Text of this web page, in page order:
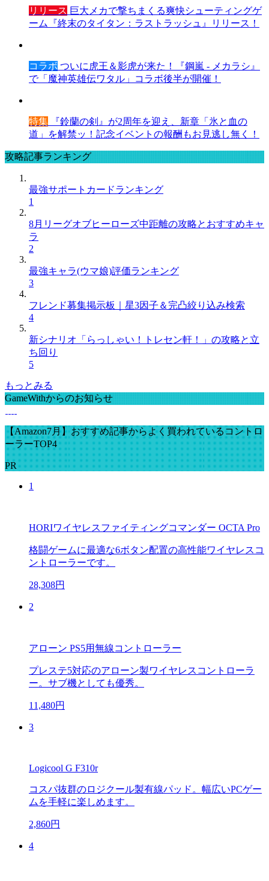
リリース 巨大メカで撃ちまくる爽快シューティングゲ
ーム『終末のタイタン：ラストラッシュ』リリース！
コラボ ついに虎王＆影虎が来た！『鋼嵐 - メカラシ』
で「魔神英雄伝ワタル」コラボ後半が開催！
特集 『鈴蘭の剣』が2周年を迎え、新章「氷と血の
道」を解禁ッ！記念イベントの報酬もお見逃し無く！
攻略記事ランキング
最強サポートカードランキング
1
8月リーグオブヒーローズ中距離の攻略とおすすめキャ
ラ
2
最強キャラ(ウマ娘)評価ランキング
3
フレンド募集掲示板｜星3因子＆完凸絞り込み検索
4
新シナリオ「らっしゃい！トレセン軒！」の攻略と立
ち回り
5
もっとみる
GameWithからのお知らせ
【Amazon7月】おすすめ記事からよく買われているコントロ
ーラーTOP4
PR
1
HORIワイヤレスファイティングコマンダー OCTA Pro
格闘ゲームに最適な6ボタン配置の高性能ワイヤレスコ
ントローラーです。
28,308円
2
アローン PS5用無線コントローラー
プレステ5対応のアローン製ワイヤレスコントローラ
ー。サブ機としても優秀。
11,480円
3
Logicool G F310r
コスパ抜群のロジクール製有線パッド。幅広いPCゲー
ムを手軽に楽しめます。
2,860円
4